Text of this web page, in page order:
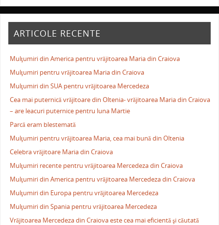
ARTICOLE RECENTE
Mulţumiri din America pentru vrăjitoarea Maria din Craiova
Mulţumiri pentru vrăjitoarea Maria din Craiova
Mulţumiri din SUA pentru vrăjitoarea Mercedeza
Cea mai puternică vrăjitoare din Oltenia- vrăjitoarea Maria din Craiova
– are leacuri puternice pentru luna Martie
Parcă eram blestemată
Mulţumiri pentru vrăjitoarea Maria, cea mai bună din Oltenia
Celebra vrăjitoare Maria din Craiova
Mulţumiri recente pentru vrăjitoarea Mercedeza din Craiova
Mulţumiri din America pentru vrăjitoarea Mercedeza din Craiova
Mulţumiri din Europa pentru vrăjitoarea Mercedeza
Mulţumiri din Spania pentru vrăjitoarea Mercedeza
Vrăjitoarea Mercedeza din Craiova este cea mai eficientă şi căutată